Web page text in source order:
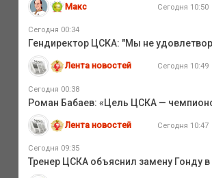
Макс Сегодня 10:50
Сегодня 00:34
Гендиректор ЦСКА: "Мы не
Лента новостей Сегодня 10:49
Сегодня 00:38
Роман Бабаев: «Цель ЦСКА —
Лента новостей Сегодня 10:47
Сегодня 09:35
Тренер ЦСКА объяснил замену Гонду